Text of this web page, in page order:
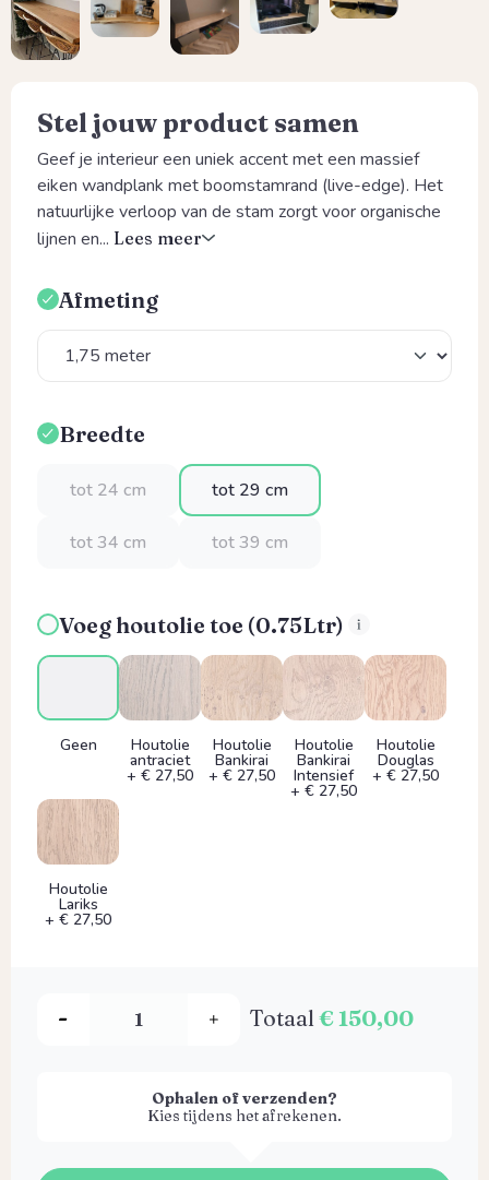
Stel jouw product samen
Geef je interieur een uniek accent met een massief
eiken wandplank met boomstamrand (live-edge). Het
natuurlijke verloop van de stam zorgt voor organische
lijnen en... Lees meer
Selecteer
Afmeting
Selecteer
Breedte
tot 24 cm tot 29 cm
tot 34 cm tot 39 cm
Voeg houtolie toe (0.75Ltr)
Geen Houtolie
antraciet
+ € 27,50
Houtolie
Bankirai
+ € 27,50
Houtolie
Bankirai
Intensief
+ € 27,50
Houtolie
Douglas
+ € 27,50
Houtolie
Lariks
+ € 27,50
Totaal € 150,00
Ophalen of verzenden?
Kies tijdens het afrekenen.